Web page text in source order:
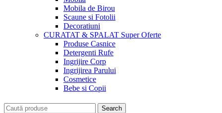
Mobila de Birou
Scaune si Fotolii
Decoratiuni
CURATAT & SPALAT Super Oferte
Produse Casnice
Detergenti Rufe
Ingrijire Corp
Ingrijirea Parului
Cosmetice
Bebe si Copii
Search